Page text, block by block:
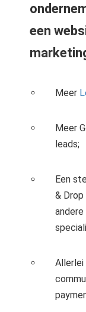
een
Meer
Meer
leads;
Een
& Drop
Allerlei